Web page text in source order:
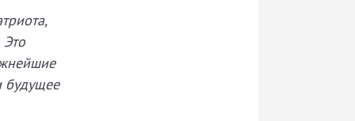
будущее